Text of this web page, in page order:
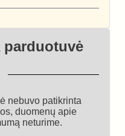
parduotuvė
nebuvo patikrinta
duomenų apie
neturime.